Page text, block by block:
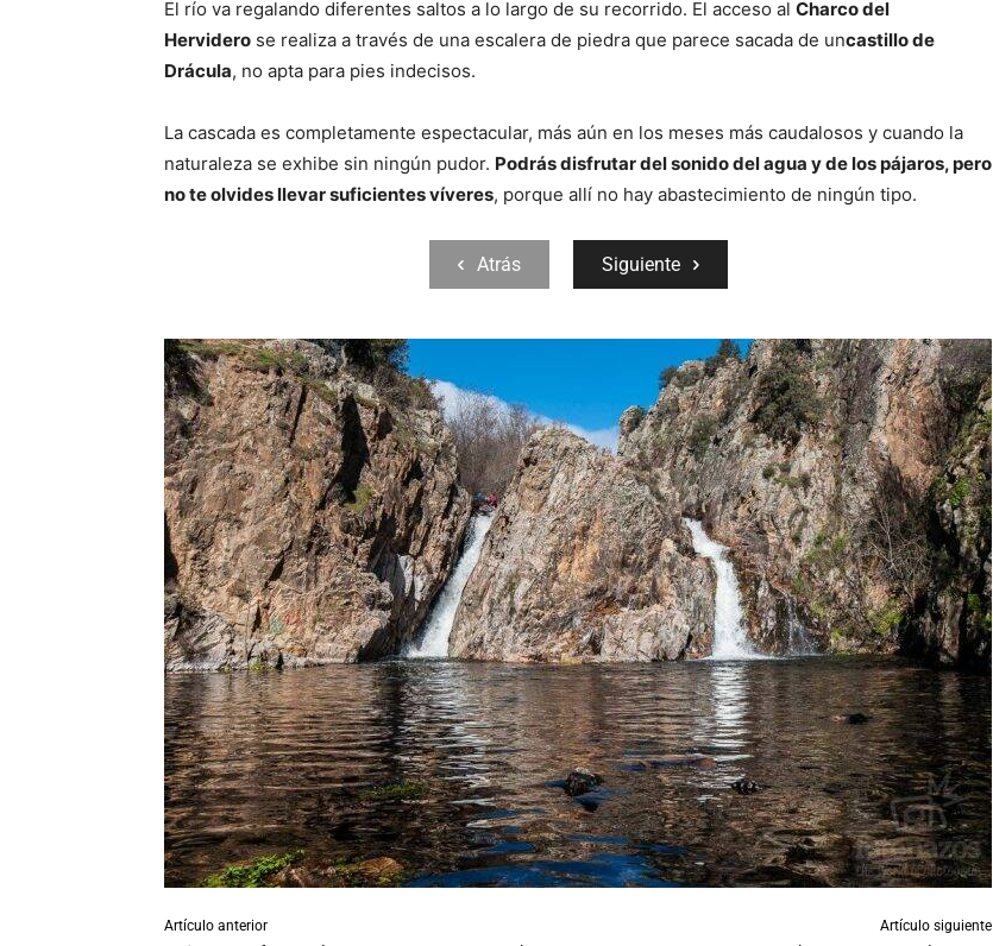
El río va regalando diferentes saltos a lo largo de su recorrido. El acceso al Charco del
Hervidero se realiza a través de una escalera de piedra que parece sacada de uncastillo de
Drácula, no apta para pies indecisos.
La cascada es completamente espectacular, más aún en los meses más caudalosos y cuando la
naturaleza se exhibe sin ningún pudor. Podrás disfrutar del sonido del agua y de los pájaros, pero
no te olvides llevar suficientes víveres, porque allí no hay abastecimiento de ningún tipo.
Atrás Siguiente
Artículo anterior Artículo siguiente